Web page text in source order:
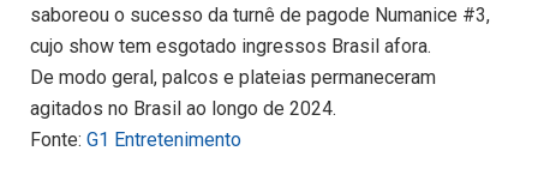
saboreou o sucesso da turnê de pagode Numanice #3,
cujo show tem esgotado ingressos Brasil afora.
De modo geral, palcos e plateias permaneceram
agitados no Brasil ao longo de 2024.
Fonte: G1 Entretenimento